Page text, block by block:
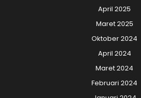
April 2025
Maret 2025
Oktober 2024
April 2024
Maret 2024
Februari 2024